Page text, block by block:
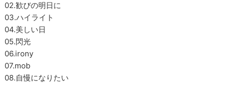
02.歓びの明日に
03.ハイライト
04.美しい日
05.閃光
06.irony
07.mob
08.自慢になりたい